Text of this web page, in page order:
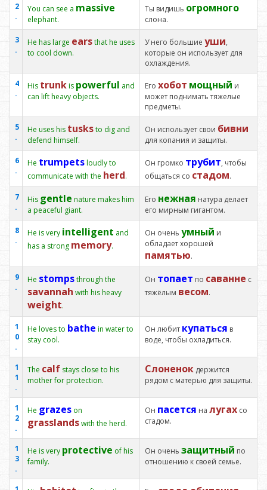
2
.
You can see a massive
elephant.
Ты видишь огромного
слона.
3
.
He has large earsthat he uses
to cool down.
У него большие уши,
которые он использует для
охлаждения.
4
.
His trunkis powerful and
can lift heavy objects.
Его хобот мощный и
может поднимать тяжелые
предметы.
5
.
He uses his tusksto dig and
defend himself.
Он использует свои бивни
для копания и защиты.
6
.
He trumpetsloudly to
communicate with the herd.
Он громко трубит, чтобы
общаться со стадом.
7
.
His gentle nature makes him
a peaceful giant.
Его нежная натура делает
его мирным гигантом.
8
.
He is very intelligent and
has a strong memory.
Он очень умный и
обладает хорошей
памятью.
9
.
He stompsthrough the
savannah with his heavy
weight.
Он топает по саванне с
тяжёлым весом.
1
0
.
He loves to bathe in water to
stay cool.
Он любит купаться в
воде, чтобы охладиться.
1
1
.
The calf stays close to his
mother for protection.
Слоненок держится
рядом с матерью для защиты.
1
2
.
He grazes on
grasslandswith the herd.
Он пасется на лугах со
стадом.
1
3
.
He is very protective of his
family.
Он очень защитный по
отношению к своей семье.